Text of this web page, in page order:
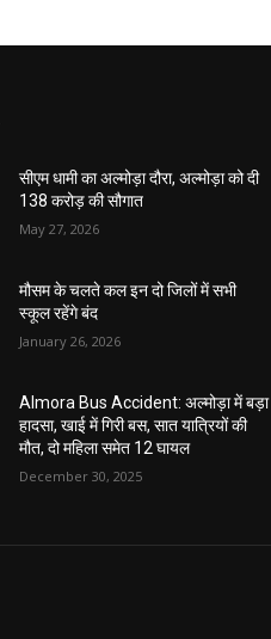
सीएम धामी का अल्मोड़ा दौरा, अल्मोड़ा को दी
138 करोड़ की सौगात
May 27, 2026
मौसम के चलते कल इन दो जिलों में सभी
स्कूल रहेंगे बंद
January 26, 2026
Almora Bus Accident: अल्मोड़ा में बड़ा
हादसा, खाई में गिरी बस, सात यात्रियों की
मौत, दो महिला समेत 12 घायल
December 30, 2025